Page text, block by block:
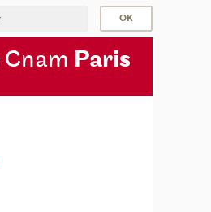
Cnam Paris